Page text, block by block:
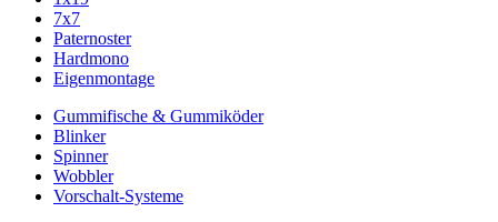
7x7
Paternoster
Hardmono
Eigenmontage
Gummifische & Gummiköder
Blinker
Spinner
Wobbler
Vorschalt-Systeme